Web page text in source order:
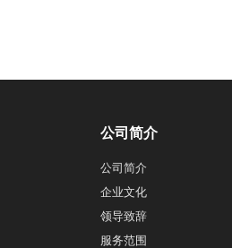
公司简介
公司简介
企业文化
领导致辞
服务范围